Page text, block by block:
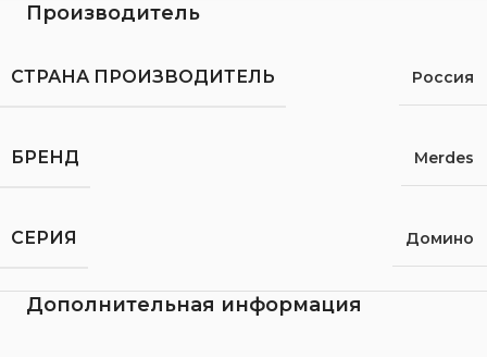
Производитель
СТРАНА ПРОИЗВОДИТЕЛЬ Россия
БРЕНД Merdes
СЕРИЯ Домино
Дополнительная информация